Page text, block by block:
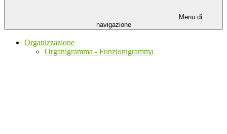
Menu di
navigazione
Organizzazione
Organigramma - Funzionigramma